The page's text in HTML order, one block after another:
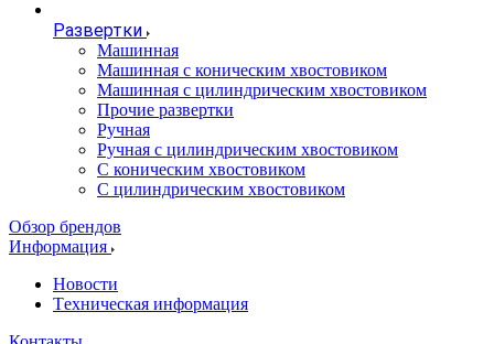
Развертки
Машинная
Машинная с коническим хвостовиком
Машинная с цилиндрическим хвостовиком
Прочие развертки
Ручная
Ручная с цилиндрическим хвостовиком
С коническим хвостовиком
С цилиндрическим хвостовиком
Обзор брендов
Информация
Новости
Tехническая информация